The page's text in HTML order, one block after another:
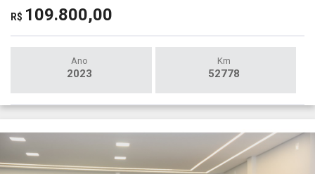
R$ 109.800,00
Ano
2023
Km
52778